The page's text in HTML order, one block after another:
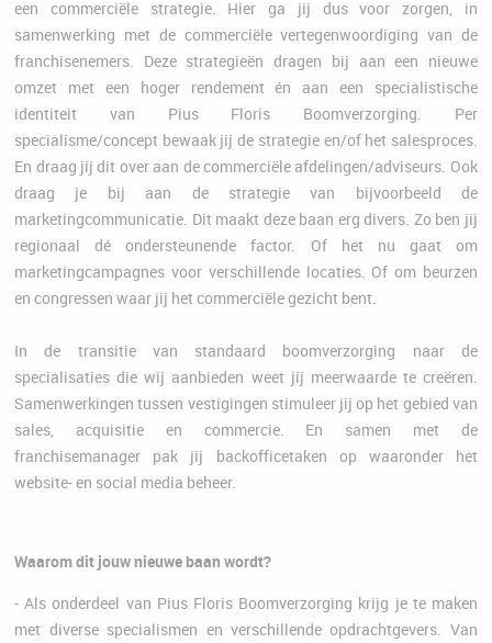
een commerciële strategie. Hier ga jij dus voor zorgen, in
samenwerking met de commerciële vertegenwoordiging van de
franchisenemers. Deze strategieën dragen bij aan een nieuwe
omzet met een hoger rendement én aan een specialistische
identiteit van Pius Floris Boomverzorging. Per
specialisme/concept bewaak jij de strategie en/of het salesproces.
En draag jij dit over aan de commerciële afdelingen/adviseurs. Ook
draag je bij aan de strategie van bijvoorbeeld de
marketingcommunicatie. Dit maakt deze baan erg divers. Zo ben jij
regionaal dé ondersteunende factor. Of het nu gaat om
marketingcampagnes voor verschillende locaties. Of om beurzen
en congressen waar jij het commerciële gezicht bent.
In de transitie van standaard boomverzorging naar de
specialisaties die wij aanbieden weet jij meerwaarde te creëren.
Samenwerkingen tussen vestigingen stimuleer jij op het gebied van
sales, acquisitie en commercie. En samen met de
franchisemanager pak jij backofficetaken op waaronder het
website- en social media beheer.
Waarom dit jouw nieuwe baan wordt?
- Als onderdeel van Pius Floris Boomverzorging krijg je te maken
met diverse specialismen en verschillende opdrachtgevers. Van